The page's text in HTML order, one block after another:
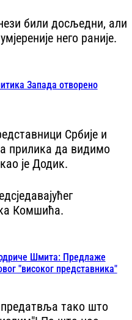
били досљедни, али
него раније.
Запада отворено
Србије и
прилика да видимо
је Додик.
Комшића.
Шмита: Предлаже
"високог представника"
тако што